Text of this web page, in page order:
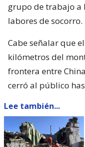
grupo de trabajo a
labores de socorro.
Cabe señalar que
kilómetros del
frontera entre
cerró al público
Lee también...